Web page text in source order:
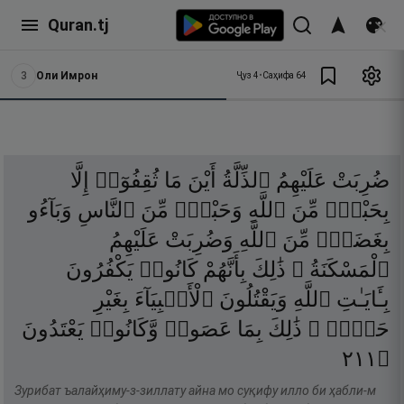
Quran.tj
3 Оли Имрон Ҷуз 4•Саҳифа 64
ضُرِبَتْ عَلَيْهِمُ ٱلذِّلَّةُ أَيْنَ مَا ثُقِفُوٓا۟
إِلَّا
بِحَبْلٍۢ مِّنَ ٱللَّهِ وَحَبْلٍۢ مِّنَ ٱلنَّاسِ وَبَآءُو
بِغَضَبٍۢ مِّنَ ٱللَّهِ وَضُرِبَتْ عَلَيْهِمُ
ٱلْمَسْكَنَةُ ۚ ذَٰلِكَ بِأَنَّهُمْ كَانُوا۟ يَكْفُرُونَ
بِـَٔايَـٰتِ ٱللَّهِ وَيَقْتُلُونَ ٱلْأَنۢبِيَآءَ بِغَيْرِ
حَقٍّۢ ۚ ذَٰلِكَ بِمَا عَصَوا۟ وَّكَانُوا۟ يَعْتَدُونَ
۝ ١١٢
Зурибат ъалайҳиму-з-зиллату айна мо суқифу илло би ҳабли-м